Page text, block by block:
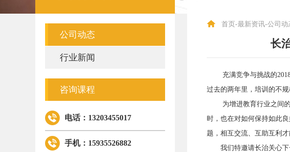
公司动态
行业新闻
咨询课程
电话：13203455017
手机：15935526882
首页 -最新资讯-公司动
长
充满竞争与挑战的2018
过去的两年里，培训的不
为增进教育行业之间的
时，也在对如何保持如此
题，相互交流、互助互利才
我们特邀请长治关心下一